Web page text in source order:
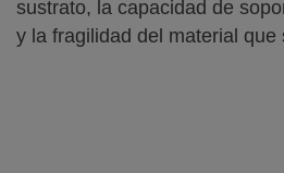
sustrato, la capacidad de
y la fragilidad del material que